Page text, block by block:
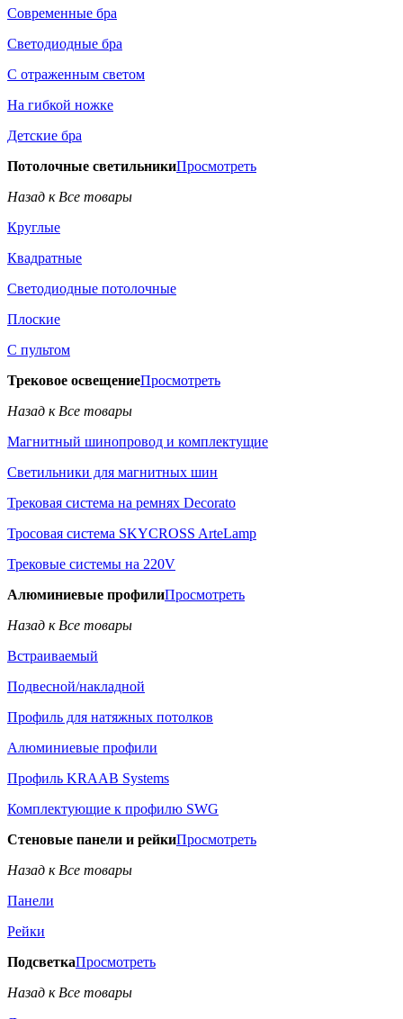
Современные бра
Светодиодные бра
С отраженным светом
На гибкой ножке
Детские бра
Потолочные светильникиПросмотреть
Назад к Все товары
Круглые
Квадратные
Светодиодные потолочные
Плоские
С пультом
Трековое освещениеПросмотреть
Назад к Все товары
Магнитный шинопровод и комплектущие
Светильники для магнитных шин
Трековая система на ремнях Decorato
Тросовая система SKYCROSS ArteLamp
Трековые системы на 220V
Алюминиевые профилиПросмотреть
Назад к Все товары
Встраиваемый
Подвесной/накладной
Профиль для натяжных потолков
Алюминиевые профили
Профиль KRAAB Systems
Комплектующие к профилю SWG
Стеновые панели и рейкиПросмотреть
Назад к Все товары
Панели
Рейки
ПодсветкаПросмотреть
Назад к Все товары